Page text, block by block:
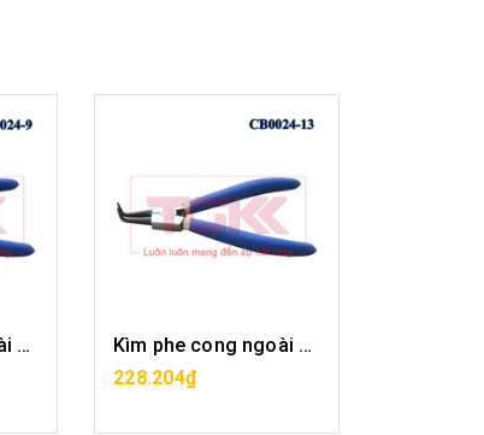
Kìm phe cong ngoài 9" CB0024-09
Kìm phe cong ngoài 13" CB0024-13
228.204₫
MUA HÀNG